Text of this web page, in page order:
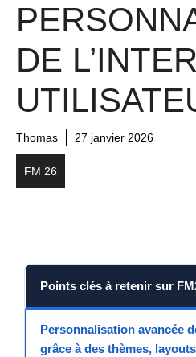
DE
Thomas 27 janvier 2026
FM 26
Points clés à retenir sur
Personnalisation avancée
grâce à des thèmes,